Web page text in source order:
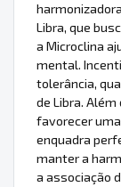
Libra, que
a Microclina
mental.
tolerância,
de Libra. Além
favorecer
enquadra
manter a
a associação